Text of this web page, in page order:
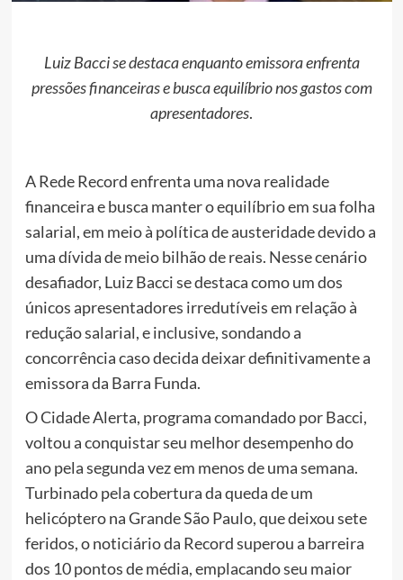
Luiz Bacci se destaca enquanto emissora enfrenta
pressões financeiras e busca equilíbrio nos gastos com
apresentadores.
A Rede Record enfrenta uma nova realidade
financeira e busca manter o equilíbrio em sua folha
salarial, em meio à política de austeridade devido a
uma dívida de meio bilhão de reais. Nesse cenário
desafiador, Luiz Bacci se destaca como um dos
únicos apresentadores irredutíveis em relação à
redução salarial, e inclusive, sondando a
concorrência caso decida deixar definitivamente a
emissora da Barra Funda.
O Cidade Alerta, programa comandado por Bacci,
voltou a conquistar seu melhor desempenho do
ano pela segunda vez em menos de uma semana.
Turbinado pela cobertura da queda de um
helicóptero na Grande São Paulo, que deixou sete
feridos, o noticiário da Record superou a barreira
dos 10 pontos de média, emplacando seu maior